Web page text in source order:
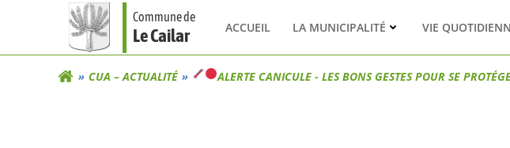
Commune de
Le Cailar ACCUEIL LA MUNICIPALITÉ VIE
CUA – ACTUALITÉ ALERTE CANICULE - LES BONS GESTES POUR SE